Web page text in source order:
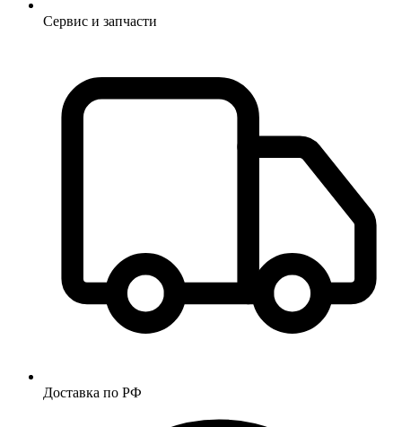
Сервис и запчасти
Доставка по РФ